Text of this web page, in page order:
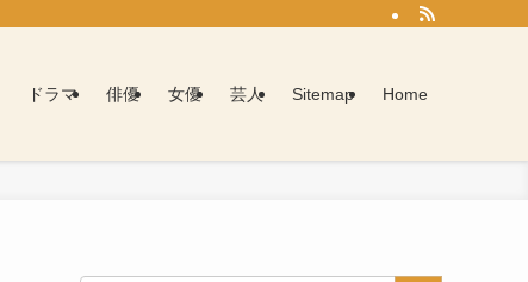
ドラマ 俳優 女優 芸人 Sitemap Home